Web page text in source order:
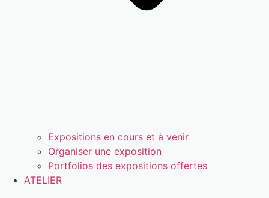
Expositions en cours et à venir
Organiser une exposition
Portfolios des expositions offertes
ATELIER